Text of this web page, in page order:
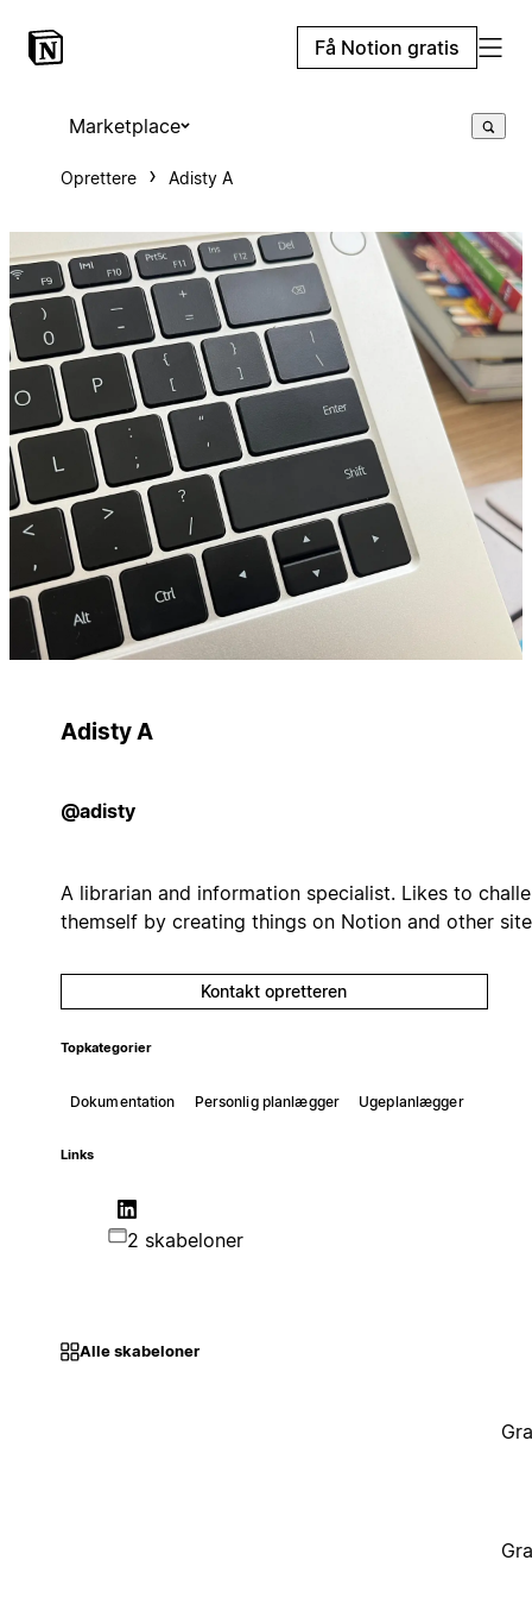
Få Notion gratis
Marketplace
Oprettere Adisty A
Adisty A
@adisty
A librarian and information specialist. Likes to
themself by creating things on Notion and other
Kontakt opretteren
Topkategorier
Dokumentation Personlig planlægger Ugeplanlægger
Links
2 skabeloner
Alle skabeloner